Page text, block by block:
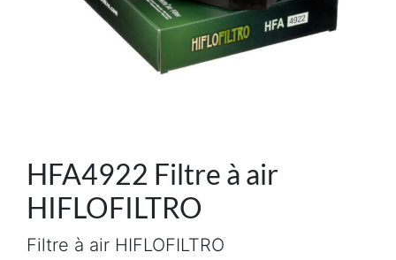
HFA4922 Filtre à air
HIFLOFILTRO
Filtre à air HIFLOFILTRO